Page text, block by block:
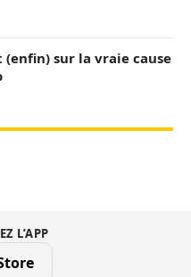
(enfin) sur la vraie cause
L’APP